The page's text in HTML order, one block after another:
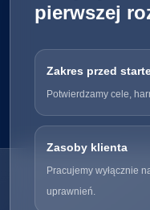
pierwszej
Zakres przed
Potwierdzamy cele,
Zasoby klienta
Pracujemy wyłącznie
uprawnień.